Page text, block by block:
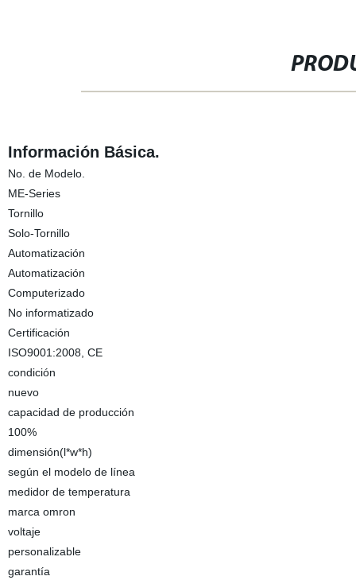
Información Básica.
No. de Modelo.
ME-Series
Tornillo
Solo-Tornillo
Automatización
Automatización
Computerizado
No informatizado
Certificación
ISO9001:2008, CE
condición
nuevo
capacidad de producción
100%
dimensión(l*w*h)
según el modelo de línea
medidor de temperatura
marca omron
voltaje
personalizable
garantía